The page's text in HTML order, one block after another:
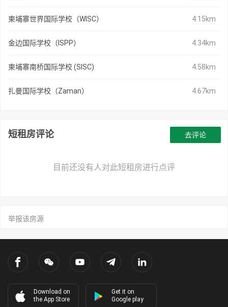
柬埔寨世界国际学校（WISC） 4.15km
金边国际学校（ISPP） 4.34km
柬埔寨南桥国际学校 (SISC) 4.58km
扎曼国际学校（Zaman） 4.67km
短租房评论
目前还没有人对此短租房进行点评
去评论
举报该房源
Download on
the App Store
Get it on
Google play